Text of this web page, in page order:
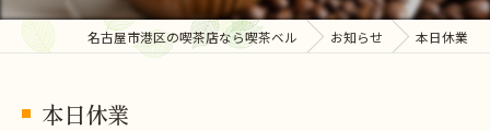
名古屋市港区の喫茶店なら喫茶ベル お知らせ 本日休業
本日休業